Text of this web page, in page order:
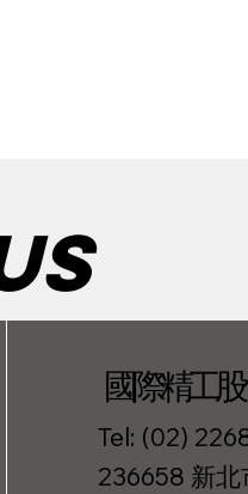
國際精工
Tel: (02)
236658 新北